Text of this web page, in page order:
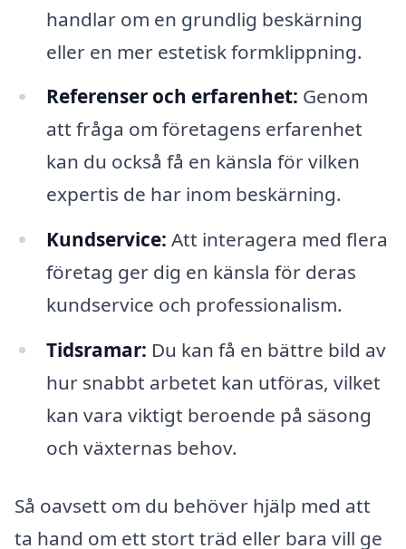
handlar om en grundlig beskärning
eller en mer estetisk formklippning.
Referenser och erfarenhet: Genom
att fråga om företagens erfarenhet
kan du också få en känsla för vilken
expertis de har inom beskärning.
Kundservice: Att interagera med flera
företag ger dig en känsla för deras
kundservice och professionalism.
Tidsramar: Du kan få en bättre bild av
hur snabbt arbetet kan utföras, vilket
kan vara viktigt beroende på säsong
och växternas behov.
Så oavsett om du behöver hjälp med att
ta hand om ett stort träd eller bara vill ge